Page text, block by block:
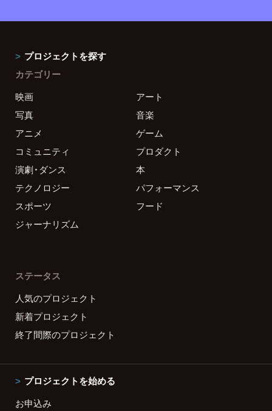
プロジェクトを探す
カテゴリー
映画
アート
写真
音楽
アニメ
ゲーム
コミュニティ
プロダクト
演劇・ダンス
本
テクノロジー
パフォーマンス
スポーツ
フード
ジャーナリズム
ステータス
人気のプロジェクト
新着プロジェクト
終了間際のプロジェクト
プロジェクトを始める
お申込み